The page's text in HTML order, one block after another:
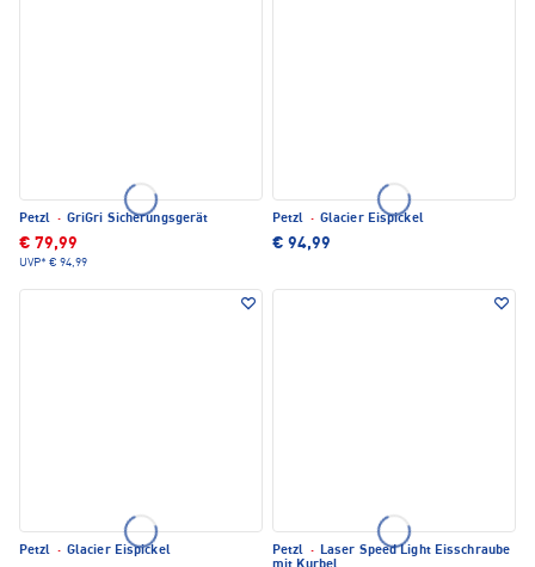
Petzl · GriGri Sicherungsgerät
€ 79,99
UVP* € 94,99
Petzl · Glacier Eispickel
€ 94,99
Petzl · Glacier Eispickel Petzl · Laser Speed Light Eisschraube